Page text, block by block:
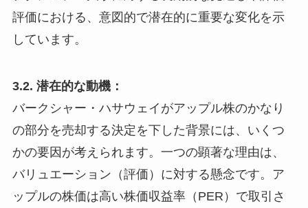
評価における、意図的で潜在的に重要な変化を示
しています。
3.2. 潜在的な動機：
バークシャー・ハサウェイがアップル株のかなり
の部分を売却する決定を下した背景には、いくつ
かの要因が考えられます。一つの顕著な理由は、
バリュエーション（評価）に対する懸念です。ア
ップルの株価は高い株価収益率（PER）で取引さ